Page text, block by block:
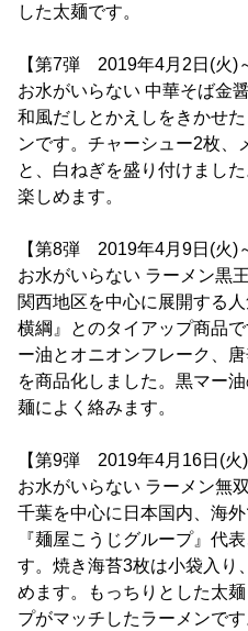
した太麺です。
【第7弾 2019年4月2日(火)
お水がいらない 中華そば金
和風だしとかえしをきかせ
ンです。チャーシュー2枚、
と、白ねぎを盛り付けまし
楽しめます。
【第8弾 2019年4月9日(火)
お水がいらない ラーメン黒王
関西地区を中心に展開する
横綱』とのタイアップ商品
ー油とオニオンフレーク、
を商品化しました。黒マー
麺によく絡みます。
【第9弾 2019年4月16日(火)
お水がいらない ラーメン無双
千葉を中心に日本国内、海
『麺屋こうじグループ』代
す。焼き海苔3枚は小袋入り
めます。もっちりとした太
プがマッチしたラーメンで